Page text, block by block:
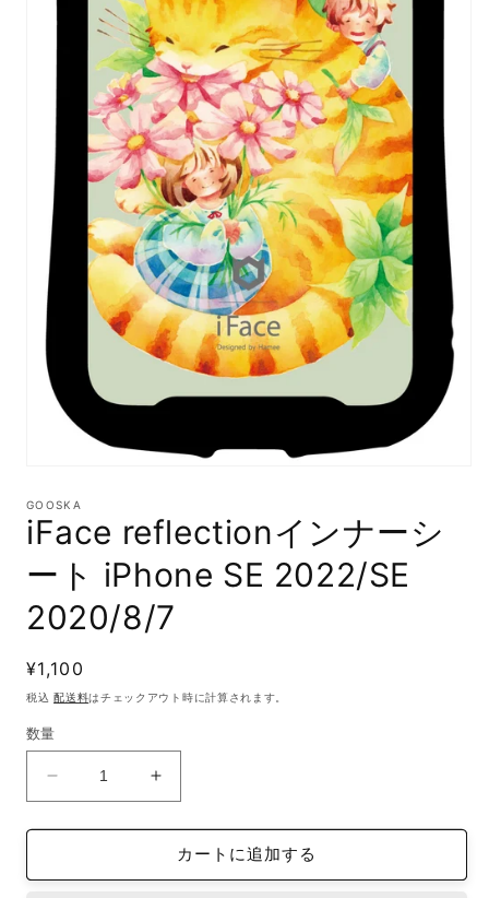
ダ
ル
メ
ィ
ア
を
く
GOOSKA
iFace reflectionインナーシ
ート iPhone SE 2022/SE
2020/8/7
通
常
格
¥1,100
税込配送料はチェックアウト時に計算されます。
数量
reflection
イ
ナ
iFace
reflection
イ
ナ
カートに追加する